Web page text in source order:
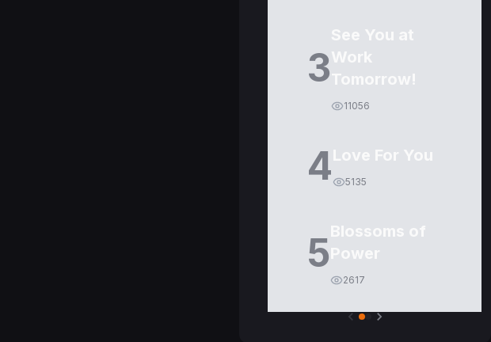
3
See You at
Work
Tomorrow!
11056
4Love For You
5135
5Blossoms of
Power
2617